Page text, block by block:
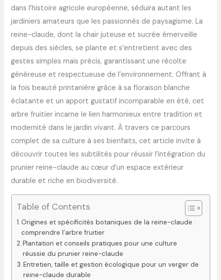
dans l’histoire agricole européenne, séduira autant les
jardiniers amateurs que les passionnés de paysagisme. La
reine-claude, dont la chair juteuse et sucrée émerveille
depuis des siècles, se plante et s’entretient avec des
gestes simples mais précis, garantissant une récolte
généreuse et respectueuse de l’environnement. Offrant à
la fois beauté printanière grâce à sa floraison blanche
éclatante et un apport gustatif incomparable en été, cet
arbre fruitier incarne le lien harmonieux entre tradition et
modernité dans le jardin vivant. À travers ce parcours
complet de sa culture à ses bienfaits, cet article invite à
découvrir toutes les subtilités pour réussir l’intégration du
prunier reine-claude au cœur d’un espace extérieur
durable et riche en biodiversité.
Table of Contents
Origines et spécificités botaniques de la reine-claude :
comprendre l’arbre fruitier
Plantation et conseils pratiques pour une culture
réussie du prunier reine-claude
Entretien, taille et gestion écologique pour un verger de
reine-claude durable